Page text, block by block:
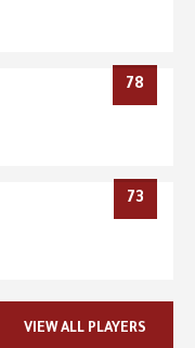
78
73
VIEW ALL PLAYERS